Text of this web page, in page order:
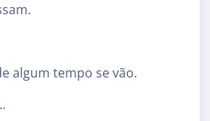
algum tempo se vão.